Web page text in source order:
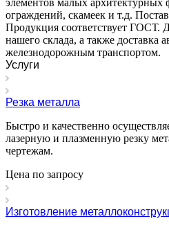
ограждений, скамеек и т.д.
Продукция соответствует ГОСТ.
нашего склада, а также доставка
железнодорожным транспортом.
Услуги
Резка металла
Быстро и качественно
лазерную и плазменную резку
чертежам.
Цена по запросу
Изготовление